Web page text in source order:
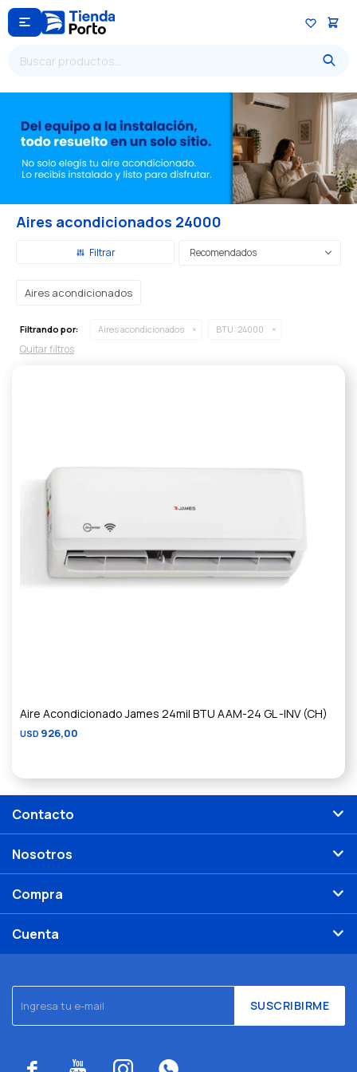

Aires acondicionados 24000
Recomendados
Aires acondicionados
Filtrando por: Aires acondicionados BTU: 24000
Quitar filtros
Aire Acondicionado James 24mil BTU AAM-24 GL -INV (CH)
USD 926,00
SUSCRIBIRME
Contacto
Nosotros
Compra
Cuenta